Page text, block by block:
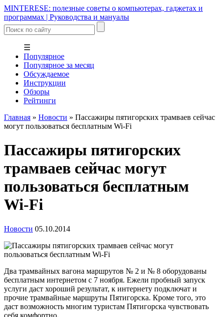
MINTERESE: полезные советы о компьютерах, гаджетах и
программах | Руководства и мануалы
☰
Популярное
Популярное за месяц
Обсуждаемое
Инструкции
Обзоры
Рейтинги
Главная » Новости » Пассажиры пятигорских трамваев сейчас
могут пользоваться бесплатным Wi-Fi
Пассажиры пятигорских
трамваев сейчас могут
пользоваться бесплатным
Wi-Fi
Новости 05.10.2014
Два трамвайных вагона маршрутов № 2 и № 8 оборудованы
бесплатным интернетом с 7 ноября. Ежели пробный запуск
услуги даст хороший результат, к интернету подключат и
прочие трамвайные маршруты Пятигорска. Кроме того, это
даст возможность многим туристам Пятигорска чувствовать
себя комфортно.